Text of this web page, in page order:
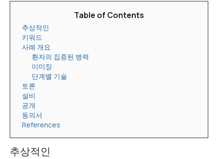
Table of Contents
추상적인
키워드
사례 개요
환자의 집중된 병력
이미징
단계별 기술
토론
설비
공개
동의서
References
추상적인